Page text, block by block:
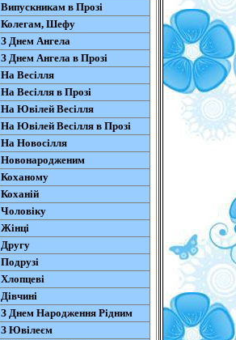
Випускникам в Прозі
Колегам, Шефу
З Днем Ангела
З Днем Ангела в Прозі
На Весілля
На Весілля в Прозі
На Ювілей Весілля
На Ювілей Весілля в Прозі
На Новосілля
Новонародженим
Коханому
Коханій
Чоловіку
Жінці
Другу
Подрузі
Хлопцеві
Дівчині
З Днем Народження Рідним
З Ювілеєм